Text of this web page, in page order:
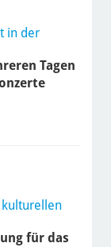
in der
Tagen
kulturellen
für das